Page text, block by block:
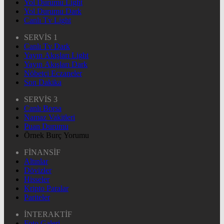
Yol Durumu Light
Yol Durumu Dark
Canlı Tv Light
SERVİS 1
Canlı Tv Dark
Yayın Akışları Light
Yayın Akışları Dark
Nöbetçi Eczaneler
Son Dakika
SERVİS 3
Canlı Borsa
Namaz Vakitleri
Puan Durumu
Örnek Burç Yorumu
FİNANSİF
Altınlar
Dövizler
Hisseler
Kripto Paralar
Pariteler
İNTERAKTİF